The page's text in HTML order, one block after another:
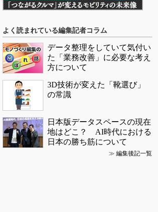
よく読まれている編集記者コラム
データ整理をしていて気付い
た「業務改善」に必要な考え
方について
3D技術が変えた「靴選び」
の常識
日本版データスペースの現在
地はどこ？ AI時代における
日本の勝ち筋について
≫ 編集後記一覧